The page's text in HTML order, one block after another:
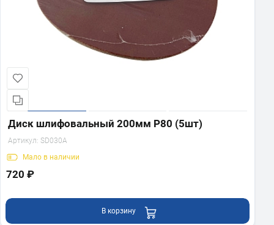
Диск шлифовальный 200мм Р80 (5шт)
Артикул: SD030A
Мало в наличии
720 ₽
В корзину